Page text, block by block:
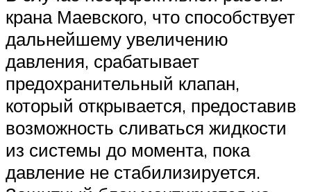
крана Маевского, что способствует
дальнейшему увеличению
давления, срабатывает
предохранительный клапан,
который открывается, предоставив
возможность сливаться жидкости
из системы до момента, пока
давление не стабилизируется.